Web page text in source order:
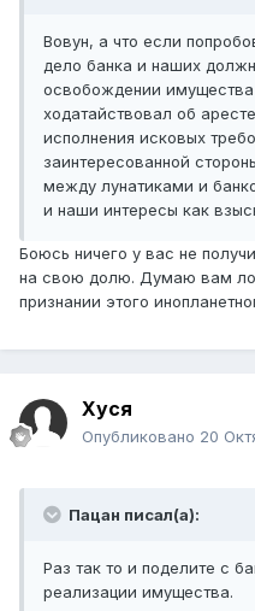
Вовун, а что если
дело банка и наших
освобождении имущества
ходатайствовал об
исполнения исковых
заинтересованной
между лунатиками и
и наши интересы как
Боюсь ничего у вас не
на свою долю. Думаю вам
признании этого
Хуся
Опубликовано 20
Пацан писал(а):
Раз так то и поделите с
реализации имущества.